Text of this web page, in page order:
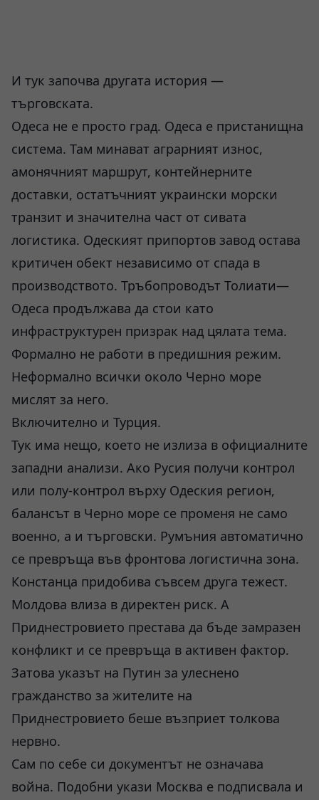
И тук започва другата история —
търговската.
Одеса не е просто град. Одеса е пристанищна
система. Там минават аграрният износ,
амонячният маршрут, контейнерните
доставки, остатъчният украински морски
транзит и значителна част от сивата
логистика. Одеският припортов завод остава
критичен обект независимо от спада в
производството. Тръбопроводът Толиати—
Одеса продължава да стои като
инфраструктурен призрак над цялата тема.
Формално не работи в предишния режим.
Неформално всички около Черно море
мислят за него.
Включително и Турция.
Тук има нещо, което не излиза в официалните
западни анализи. Ако Русия получи контрол
или полу-контрол върху Одеския регион,
балансът в Черно море се променя не само
военно, а и търговски. Румъния автоматично
се превръща във фронтова логистична зона.
Констанца придобива съвсем друга тежест.
Молдова влиза в директен риск. А
Приднестровието престава да бъде замразен
конфликт и се превръща в активен фактор.
Затова указът на Путин за улеснено
гражданство за жителите на
Приднестровието беше възприет толкова
нервно.
Сам по себе си документът не означава
война. Подобни укази Москва е подписвала и